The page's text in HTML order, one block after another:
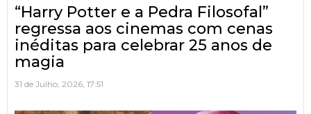
“Harry Potter e a Pedra Filosofal”
regressa aos cinemas com cenas
inéditas para celebrar 25 anos de
magia
31 de Julho, 2026, 17:51